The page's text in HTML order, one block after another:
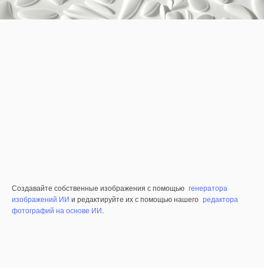
Создавайте собственные изображения с помощью генератора
изображений ИИ и редактируйте их с помощью нашего редактора
фотографий на основе ИИ.